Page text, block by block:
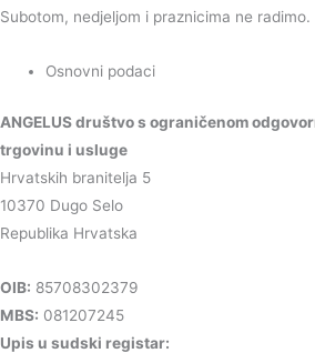
Subotom, nedjeljom i praznicima ne radimo.
Osnovni podaci
ANGELUS društvo s ograničenom
trgovinu i usluge
Hrvatskih branitelja 5
10370 Dugo Selo
Republika Hrvatska
OIB: 85708302379
MBS: 081207245
Upis u sudski registar: